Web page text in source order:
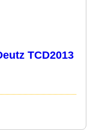
TCD2013